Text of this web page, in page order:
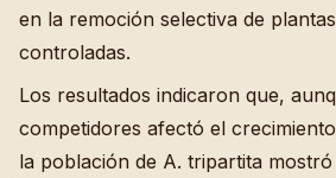
en la remoción selectiva de
controladas.
Los resultados indicaron que,
competidores afectó el
la población de A. tripartita